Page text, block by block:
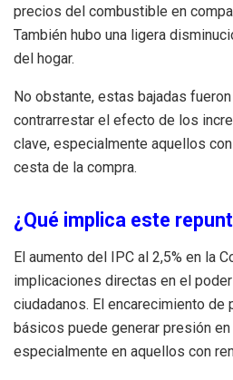
precios del combustible en
También hubo una ligera
del hogar.
No obstante, estas bajadas
contrarrestar el efecto de los
clave, especialmente aquellos
cesta de la compra.
¿Qué implica este
El aumento del IPC al 2,5% en la
implicaciones directas en el
ciudadanos. El encarecimiento
básicos puede generar presión
especialmente en aquellos con